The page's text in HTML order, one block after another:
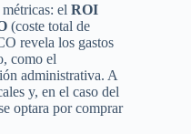
el ROI
(coste total de
revela los gastos
como el
administrativa. A
y, en el caso del
optara por comprar